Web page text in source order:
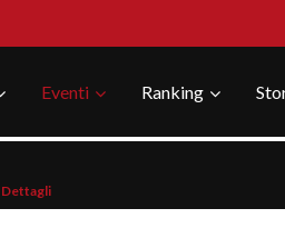
Eventi Ranking
Dettagli